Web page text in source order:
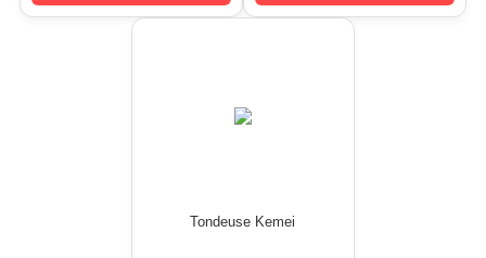
Tondeuse Kemei